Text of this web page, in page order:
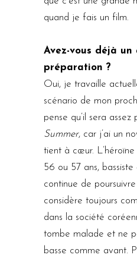
quand je fais un film.
Avez-vous déjà
préparation ?
Oui, je travaille
scénario de mon
pense qu’il sera assez
Summer, car j’ai un
tient à cœur.
56 ou 57 ans,
continue de
considère toujours
dans la société
tombe malade et ne
basse comme avant.